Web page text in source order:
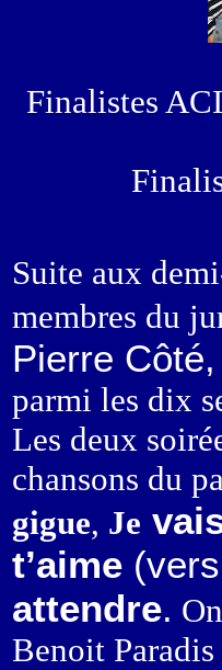
Finalistes
Suite aux
membres du
Pierre
parmi les dix
Les deux
chansons du
gigue, Je
t’aime
attendre.
Benoit